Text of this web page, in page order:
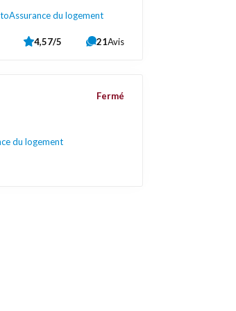
Assurance du logement
4,57/5 21Avis
du logement
Fermé